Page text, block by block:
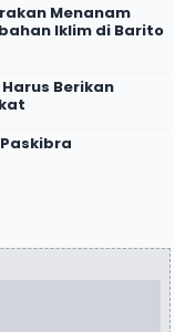
Menanam
Iklim di Barito
Berikan